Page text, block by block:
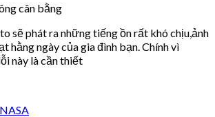
cân bằng
sẽ phát ra những tiếng ồn rất khó chịu,ảnh
hằng ngày của gia đình bạn. Chính vì
này là cần thiết